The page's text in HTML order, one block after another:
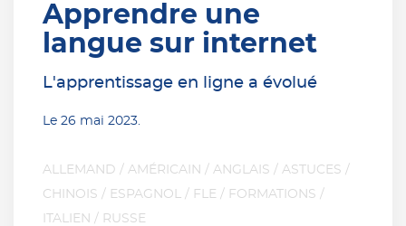
Apprendre une
langue sur internet
L'apprentissage en ligne a évolué
Le 26 mai 2023.
ALLEMAND / AMÉRICAIN / ANGLAIS / ASTUCES /
CHINOIS / ESPAGNOL / FLE / FORMATIONS /
ITALIEN / RUSSE